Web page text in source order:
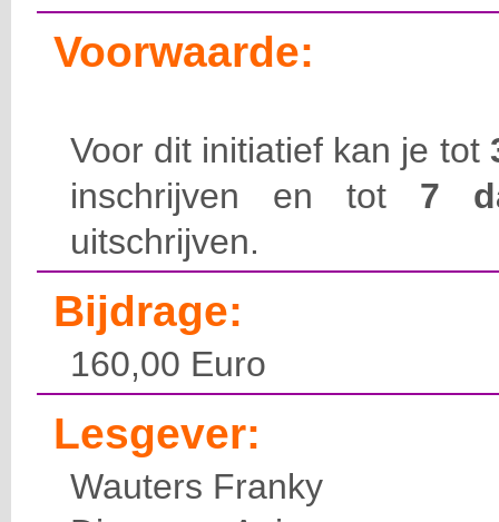
Voorwaarde:
Voor dit initiatief kan je tot
inschrijven en tot 7
uitschrijven.
Bijdrage:
160,00 Euro
Lesgever:
Wauters Franky